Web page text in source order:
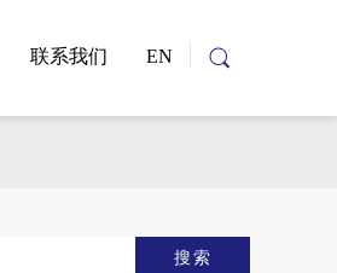
联系我们 EN
搜索